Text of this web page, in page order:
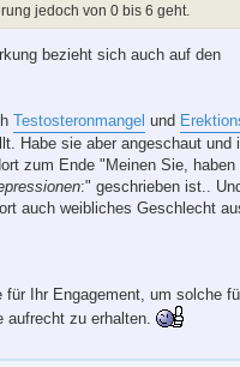
jedoch von 0 bis 6 geht.
bezieht sich auch auf den
Testosteronmangel und
Habe sie aber angeschaut und
zum Ende "Meinen Sie, haben
:" geschrieben ist..
auch weibliches Geschlecht
für Ihr Engagement, um solche
aufrecht zu erhalten.